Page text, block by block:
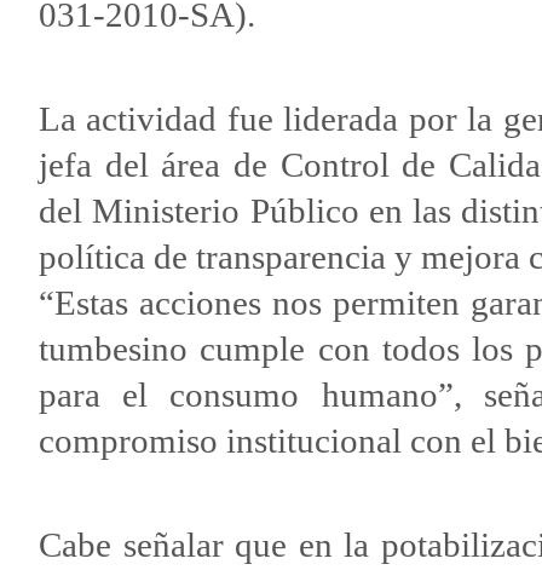
031-2010-SA).
La actividad fue liderada por la
jefa del área de Control de
del Ministerio Público en las
política de transparencia y mejora
“Estas acciones nos permiten
tumbesino cumple con todos los
para el consumo humano”,
compromiso institucional con el
Cabe señalar que en la